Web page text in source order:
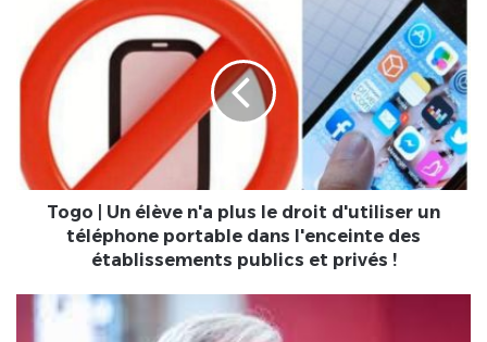
Un
élève
droit
d'utiliser
téléphone
l'enceinte
Togo | Un élève n'a plus le droit d'utiliser un
téléphone portable dans l'enceinte des
établissements publics et privés !